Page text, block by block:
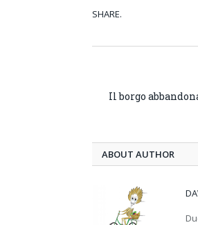
SHARE.
Il borgo
ABOUT AUTHOR